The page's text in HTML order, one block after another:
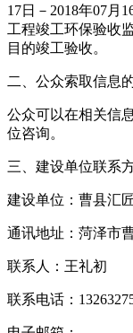
17日－2018年07月
工程竣工环保验收
目的竣工验收。
二、公众索取信息
公众可以在相关信
位咨询。
三、建设单位联系
建设单位：曹县汇
通讯地址：菏泽市
联系人：王礼初
联系电话：